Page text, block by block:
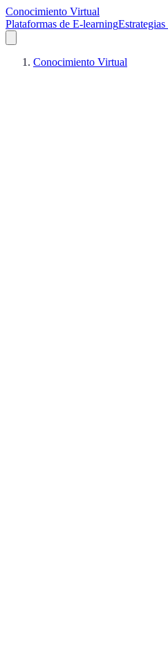
Conocimiento Virtual
Plataformas de E-learning
Conocimiento Virtual